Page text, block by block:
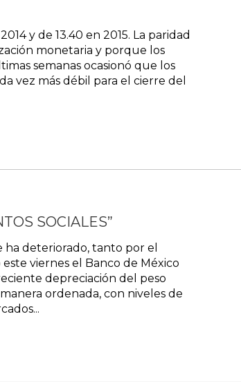
y de 13.40 en 2015. La paridad
monetaria y porque los
semanas ocasionó que los
vez más débil para el cierre del
SOCIALES”
ha deteriorado, tanto por el
viernes el Banco de México
depreciación del peso
ordenada, con niveles de